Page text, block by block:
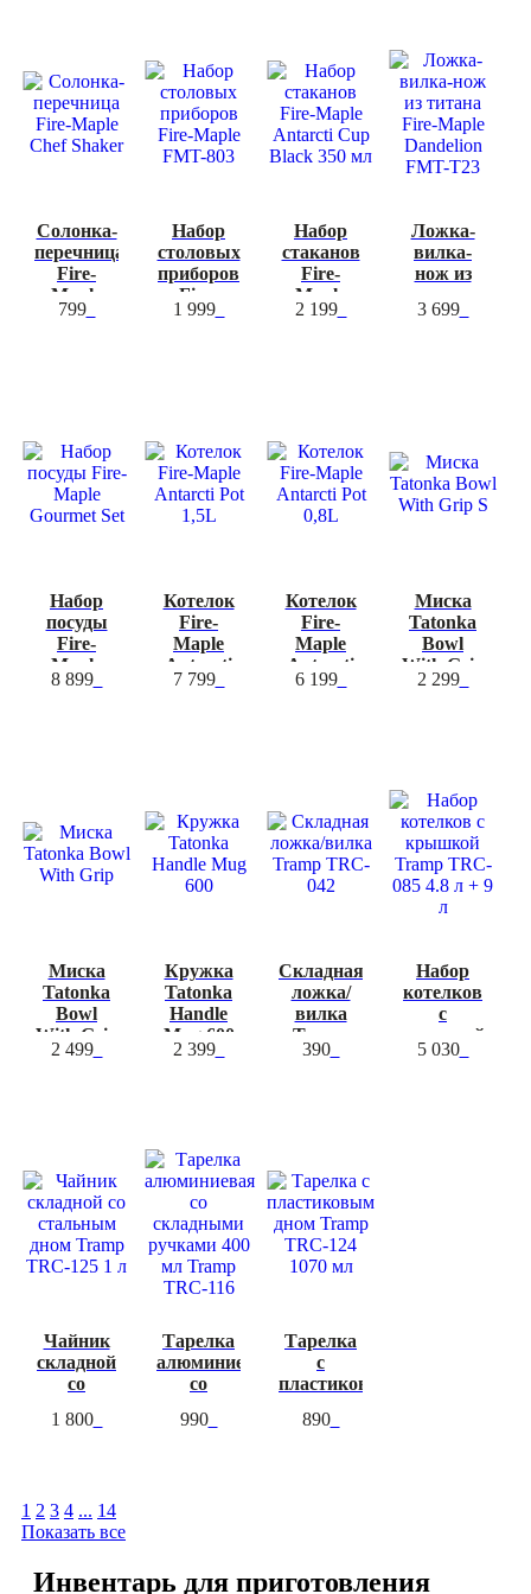
Солонка-
перечница
Fire-
Maple
Chef
799
Набор
столовых
приборов
Fire-
Maple
1 999
Набор
стаканов
Fire-
Maple
Antarcti
2 199
Ложка-
вилка-
нож из
Fire-
3 699
Набор
посуды
Fire-
Maple
Gourmet
8 899
Котелок
Fire-
Maple
Antarcti
Pot 1,5L
7 799
Котелок
Fire-
Maple
Antarcti
Pot 0,8L
6 199
Миска
Tatonka
Bowl
With Grip
S
2 299
Миска
Tatonka
Bowl
With Grip
2 499
Кружка
Tatonka
Handle
Mug 600
2 399
Складная
ложка/
вилка
Tramp
TRC-042
390
Набор
котелков
с
крышкой
Tramp
5 030
Чайник
складной
со
дном
1 800
Тарелка
алюминиевая
со
ручками
990
Тарелка
с
пластиковым
Tramp
890
1 2 3 4 ... 14
Показать все
Инвентарь для приготовления